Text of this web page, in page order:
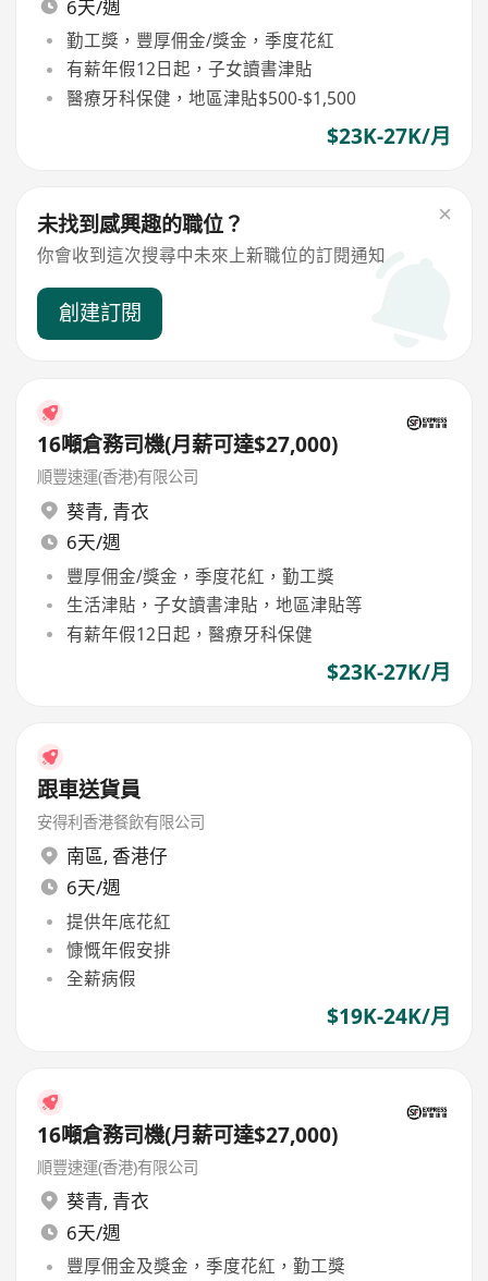
6天/週
勤工獎，豐厚佣金/獎金，季度花紅
有薪年假12日起，子女讀書津貼
醫療牙科保健，地區津貼$500-$1,500
$23K-27K/月
未找到感興趣的職位？
你會收到這次搜尋中未來上新職位的訂閱通知
創建訂閱
16噸倉務司機(月薪可達$27,000)
順豐速運(香港)有限公司
葵青, 青衣
6天/週
豐厚佣金/獎金，季度花紅，勤工獎
生活津貼，子女讀書津貼，地區津貼等
有薪年假12日起，醫療牙科保健
$23K-27K/月
跟車送貨員
安得利香港餐飲有限公司
南區, 香港仔
6天/週
提供年底花紅
慷慨年假安排
全薪病假
$19K-24K/月
16噸倉務司機(月薪可達$27,000)
順豐速運(香港)有限公司
葵青, 青衣
6天/週
豐厚佣金及獎金，季度花紅，勤工獎